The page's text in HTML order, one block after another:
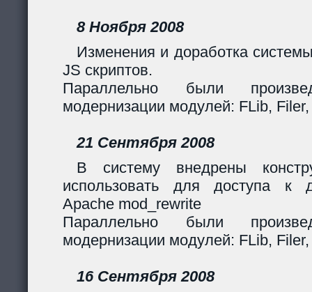
8 Ноября 2008
Изменения и доработка
JS скриптов.
Параллельно были
модернизации модулей: FLib,
21 Сентября 2008
В систему внедрены
использовать для доступа к
Apache mod_rewrite
Параллельно были
модернизации модулей: FLib,
16 Сентября 2008